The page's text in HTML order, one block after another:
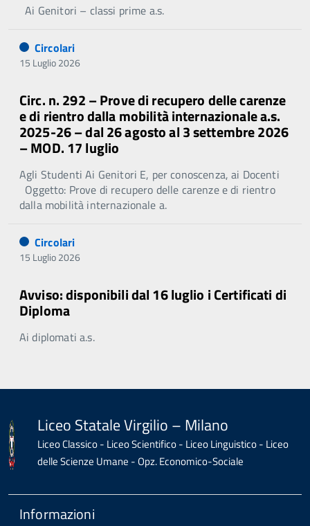
Ai Genitori – classi prime a.s.
Circolari
15 Luglio 2026
Circ. n. 292 – Prove di recupero delle carenze
e di rientro dalla mobilità internazionale a.s.
2025-26 – dal 26 agosto al 3 settembre 2026
– MOD. 17 luglio
Agli Studenti Ai Genitori E, per conoscenza, ai Docenti
Oggetto: Prove di recupero delle carenze e di rientro
dalla mobilità internazionale a.
Circolari
15 Luglio 2026
Avviso: disponibili dal 16 luglio i Certificati di
Diploma
Ai diplomati a.s.
Liceo Statale Virgilio – Milano
Liceo Classico - Liceo Scientifico - Liceo Linguistico - Liceo
delle Scienze Umane - Opz. Economico-Sociale
Informazioni